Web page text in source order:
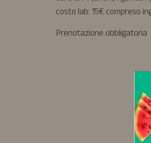
costo lab: 15€ compreso
Prenotazione obbligatoria